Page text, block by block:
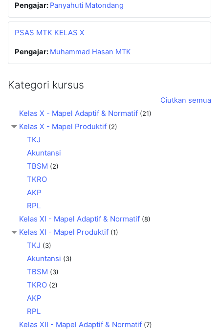
Pengajar: Panyahuti Matondang
PSAS MTK KELAS X
Pengajar: Muhammad Hasan MTK
Kategori kursus
Ciutkan semua
Kelas X - Mapel Adaptif & Normatif (21)
Kelas X - Mapel Produktif (2)
TKJ
Akuntansi
TBSM (2)
TKRO
AKP
RPL
Kelas XI - Mapel Adaptif & Normatif (8)
Kelas XI - Mapel Produktif (1)
TKJ (3)
Akuntansi (3)
TBSM (3)
TKRO (2)
AKP
RPL
Kelas XII - Mapel Adaptif & Normatif (7)